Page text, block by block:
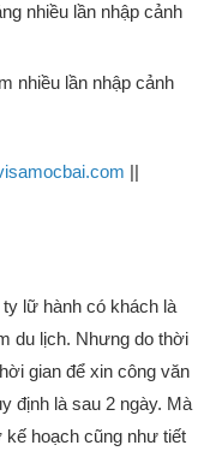
nhiều lần nhập cảnh
nhiều lần nhập cảnh
||
lữ hành có khách là
du lịch. Nhưng do thời
gian để xin công văn
định là sau 2 ngày. Mà
kế hoạch cũng như tiết